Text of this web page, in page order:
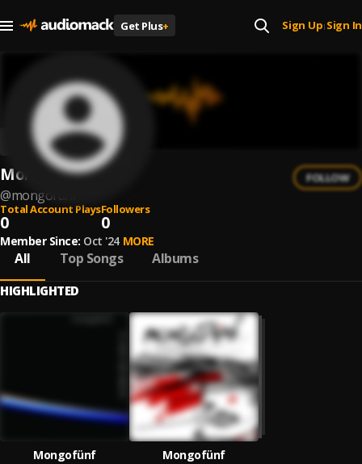
Get Plus+ Sign Up| Sign In
Mongofünf
@mongofunf
FOLLOW
Total Account Plays
0
Followers
0
Member Since: Oct '24 MORE
All Top Songs Albums
HIGHLIGHTED
Mongofünf
Mongofünf